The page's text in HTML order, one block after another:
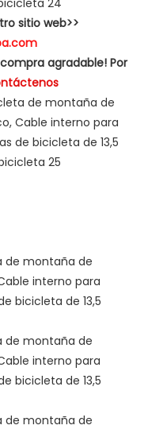
sitio web>>
agradable! Por